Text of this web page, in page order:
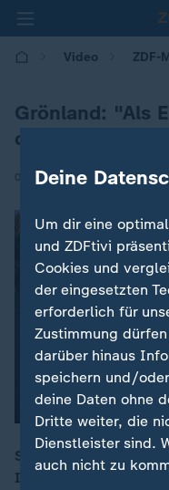
Video ZDF-
Grönland: "Als
dastehen"
08.01.2026 | 05:30
Sicherheitsexperte
Invasion Grönlands
Deine
Um dir eine
und ZDFtivi
Cookies und
der eingesetzten
erforderlich für
Zustimmung
darüber hinaus
speichern und/
deine Daten ohne
Dritte weiter, die
Dienstleister sind.
auch nicht zu